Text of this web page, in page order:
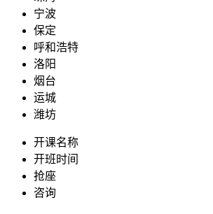
宁波
保定
呼和浩特
洛阳
烟台
运城
潍坊
开课名称
开班时间
抢座
咨询